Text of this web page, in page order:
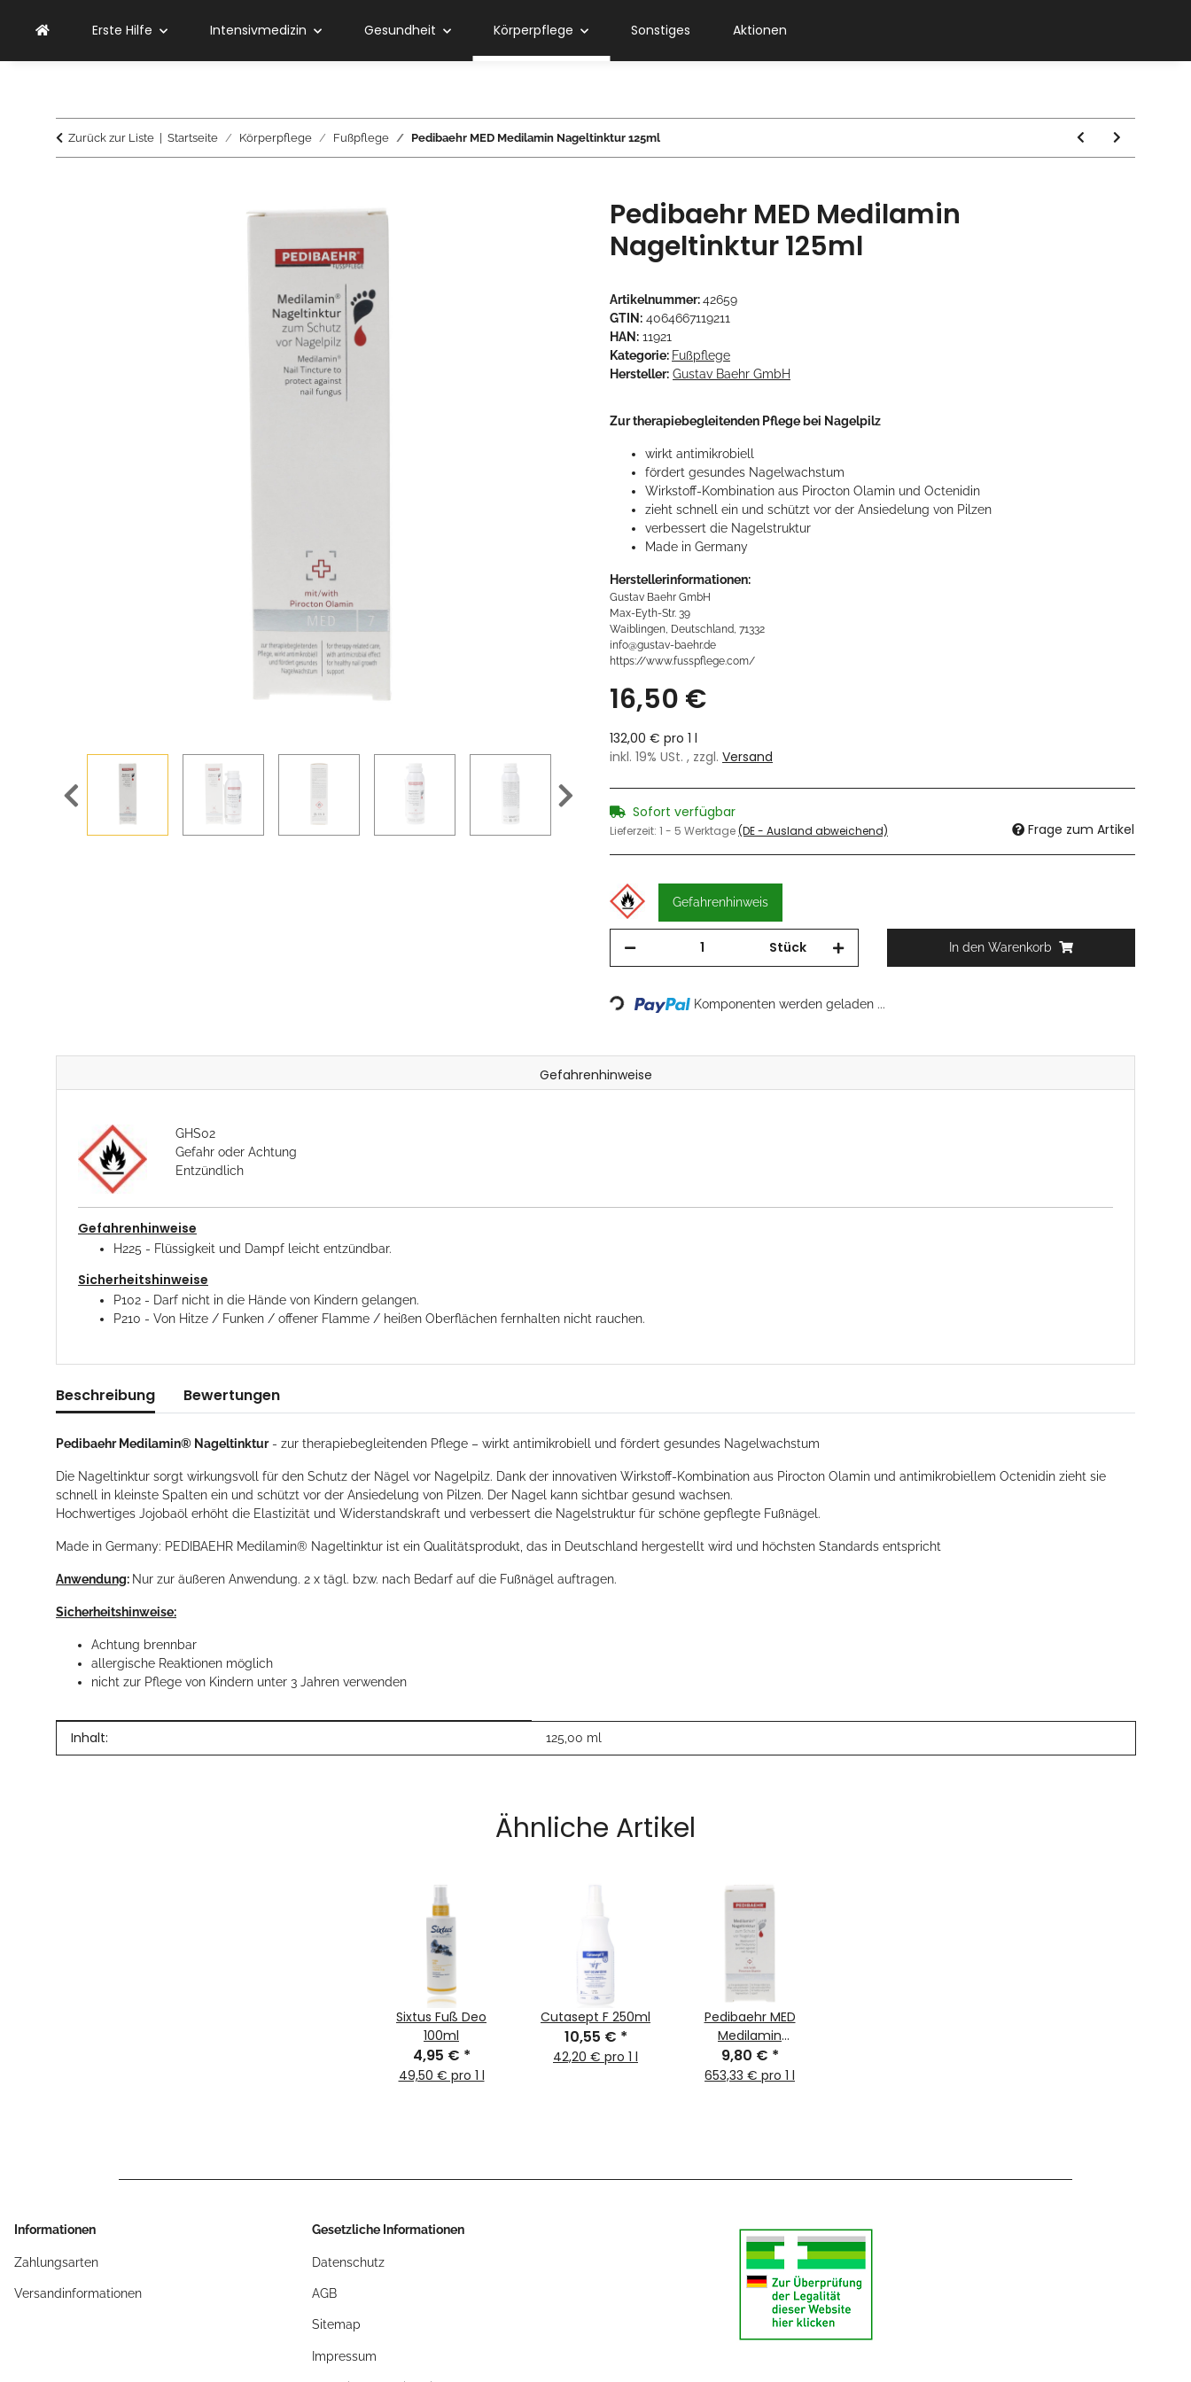
Erste Hilfe Intensivmedizin Gesundheit Körperpflege Sonstiges Aktionen
Zurück zur Liste Startseite Körperpflege Fußpflege Pedibaehr MED Medilamin Nageltinktur 125ml
Pedibaehr MED Medilamin
Nageltinktur 125ml
Artikelnummer:42659
GTIN: 4064667119211
HAN: 11921
Kategorie: Fußpflege
Hersteller: Gustav Baehr GmbH
Zur therapiebegleitenden Pflege bei Nagelpilz
wirkt antimikrobiell
fördert gesundes Nagelwachstum
Wirkstoff-Kombination aus Pirocton Olamin und Octenidin
zieht schnell ein und schützt vor der Ansiedelung von Pilzen
verbessert die Nagelstruktur
Made in Germany
Herstellerinformationen:
Gustav Baehr GmbH
Max-Eyth-Str. 39
Waiblingen, Deutschland, 71332
info@gustav-baehr.de
https://www.fusspflege.com/
16,50 €
132,00 € pro 1 l
inkl. 19% USt. , zzgl. Versand
Sofort verfügbar
Lieferzeit: 1 - 5 Werktage(DE - Ausland abweichend) Frage zum Artikel
Gefahrenhinweis
Stück In den Warenkorb
Loading... Komponenten werden geladen ...
Gefahrenhinweise
GHS02
Gefahr oder Achtung
Entzündlich
Gefahrenhinweise
H225 - Flüssigkeit und Dampf leicht entzündbar.
Sicherheitshinweise
P102 - Darf nicht in die Hände von Kindern gelangen.
P210 - Von Hitze / Funken / offener Flamme / heißen Oberflächen fernhalten nicht rauchen.
Beschreibung Bewertungen
Pedibaehr Medilamin® Nageltinktur- zur therapiebegleitenden Pflege – wirkt antimikrobiell und fördert gesundes Nagelwachstum
Die Nageltinktur sorgt wirkungsvoll für den Schutz der Nägel vor Nagelpilz. Dank der innovativen Wirkstoff-Kombination aus Pirocton Olamin und antimikrobiellem Octenidin zieht sie
schnell in kleinste Spalten ein und schützt vor der Ansiedelung von Pilzen. Der Nagel kann sichtbar gesund wachsen.
Hochwertiges Jojobaöl erhöht die Elastizität und Widerstandskraft und verbessert die Nagelstruktur für schöne gepflegte Fußnägel.
Made in Germany: PEDIBAEHR Medilamin® Nageltinktur ist ein Qualitätsprodukt, das in Deutschland hergestellt wird und höchsten Standards entspricht
Anwendung: Nur zur äußeren Anwendung. 2 x tägl. bzw. nach Bedarf auf die Fußnägel auftragen.
Sicherheitshinweise:
Achtung brennbar
allergische Reaktionen möglich
nicht zur Pflege von Kindern unter 3 Jahren verwenden
Produkteigenschaft
Wert
Inhalt: 125,00 ml
Ähnliche Artikel
Sixtus Fuß Deo
100ml
4,95 € *
49,50 € pro 1 l
Cutasept F 250ml
10,55 € *
42,20 € pro 1 l
Pedibaehr MED
Medilamin
Nageltinktur 15ml
9,80 € *
653,33 € pro 1 l
Informationen
Zahlungsarten
Versandinformationen
Gesetzliche Informationen
Datenschutz
AGB
Sitemap
Impressum